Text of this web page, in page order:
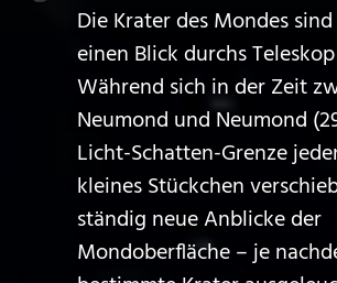
Die Krater des Mondes
einen Blick durchs
Während sich in der Zeit
Neumond und Neumond
Licht-Schatten-Grenze
kleines Stückchen
ständig neue Anblicke der
Mondoberfläche – je